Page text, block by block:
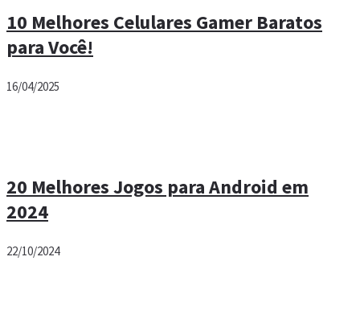
10 Melhores Celulares Gamer Baratos
para Você!
16/04/2025
20 Melhores Jogos para Android em
2024
22/10/2024